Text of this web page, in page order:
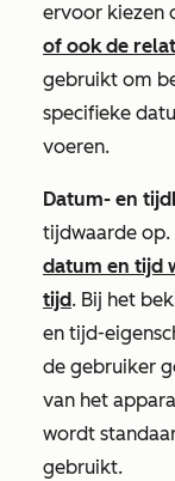
ervoor kiezen
of ook de
gebruikt om
specifieke
voeren.
Datum- en
tijdwaarde op.
datum en tijd
tijd. Bij het
en tijd-
de gebruiker
van het
wordt
gebruikt.